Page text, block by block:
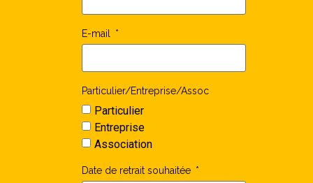
E-mail
Particulier/Entreprise/Assoc
Particulier
Entreprise
Association
Date de retrait souhaitée